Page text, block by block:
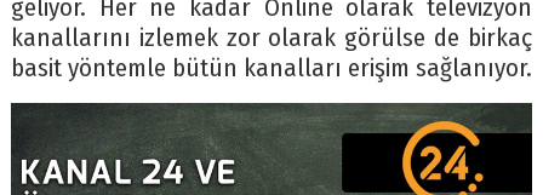
geliyor. Her ne kadar Online olarak televizyon
kanallarını izlemek zor olarak görülse de birkaç
basit yöntemle bütün kanalları erişim sağlanıyor.